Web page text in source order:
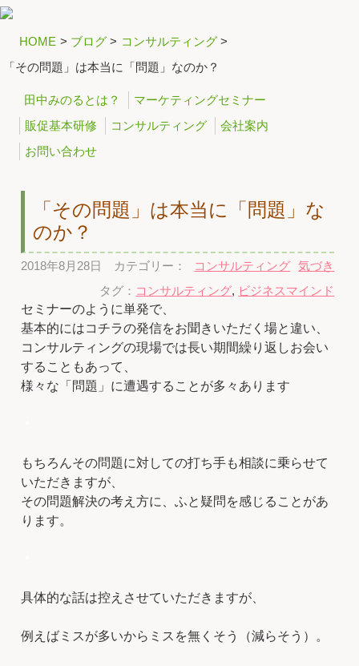
HOME > ブログ > コンサルティング >
「その問題」は本当に「問題」なのか？
田中みのるとは？
マーケティングセミナー
販促基本研修
コンサルティング
会社案内
お問い合わせ
「その問題」は本当に「問題」な
のか？
2018年8月28日 カテゴリー： コンサルティング
気づき
タグ： コンサルティング, ビジネスマインド
セミナーのように単発で、
基本的にはコチラの発信をお聞きいただく場と違い、
コンサルティングの現場では長い期間繰り返しお会い
することもあって、
様々な「問題」に遭遇することが多々あります
もちろんその問題に対しての打ち手も相談に乗らせて
いただきますが、
その問題解決の考え方に、ふと疑問を感じることがあ
ります。
具体的な話は控えさせていただきますが、
例えばミスが多いからミスを無くそう（減らそう）。